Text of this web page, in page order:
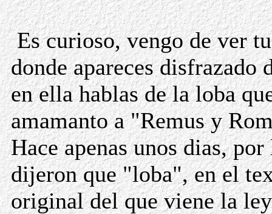
Es curioso, vengo de ver
donde apareces disfrazado
en ella hablas de la loba
amamanto a "Remus y
Hace apenas unos dias,
dijeron que "loba", en el
original del que viene la